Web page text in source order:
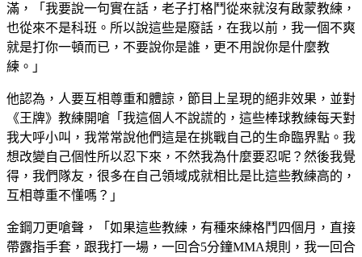
滿，「我要說一句實在話，老子打格鬥從來就沒有啟蒙教練，
也從來不是科班。所以說這些是廢話，在我以前，我一個不爽
就是打你一頓而已，不要說你是誰，更不用說你是什麼教
練。」
他認為，人要互相尊重和體諒，節目上呈現的絕非效果，並對
《王牌》教練開嗆「我這個人不說謊的，這些棒球教練每天對
我大呼小叫，我常常說他們這是在挑戰自己的生命臨界點。我
想改變自己個性所以忍下來，不然我為什麼要忍呢？然後我覺
得，我們隊友，很多在自己領域成就相比是比這些教練高的，
互相尊重不懂嗎？」
金鋼刀更嗆聲，「如果這些教練，有種來練格鬥四個月，直接
帶露指手套，跟我打一場，一回合5分鐘MMA規則，我一回合